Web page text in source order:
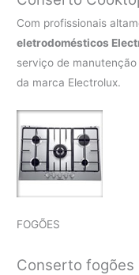
Com profissionais
eletrodomésticos
serviço de
da marca Electrolux.
FOGÕES
Conserto fogões